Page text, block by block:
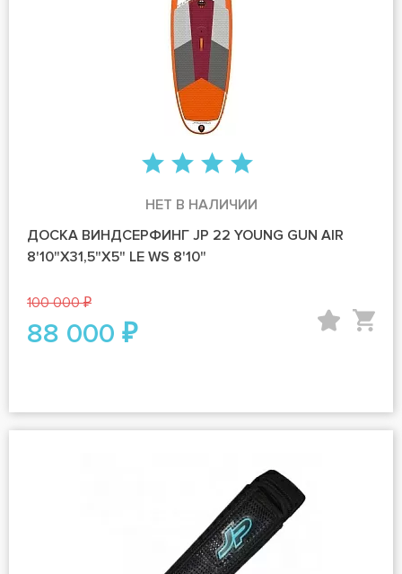
НЕТ В НАЛИЧИИ
ДОСКА ВИНДСЕРФИНГ JP 22 YOUNG GUN AIR
8'10"X31,5"X5" LE WS 8'10"
100 000 ₽
88 000 ₽